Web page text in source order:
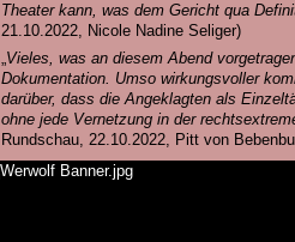
Theater kann, was dem Gericht qua
21.10.2022, Nicole Nadine Seliger)
„Vieles, was an diesem Abend
Dokumentation. Umso wirkungsvoller
darüber, dass die Angeklagten als
ohne jede Vernetzung in der
Rundschau, 22.10.2022, Pitt von